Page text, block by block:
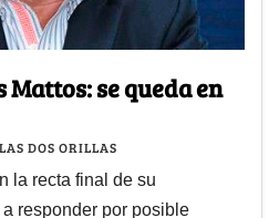
se queda en
LAS DOS ORILLAS
la recta final de su
responder por posible